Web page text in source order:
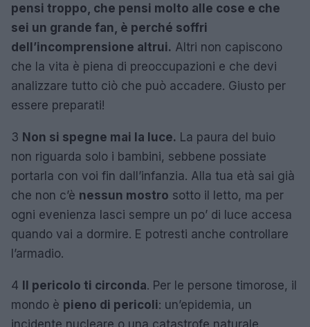
pensi troppo, che pensi molto alle cose e che
sei un grande fan, è perché soffri
dell’incomprensione altrui. Altri non capiscono
che la vita è piena di preoccupazioni e che devi
analizzare tutto ciò che può accadere. Giusto per
essere preparati!
3 Non si spegne mai la luce. La paura del buio
non riguarda solo i bambini, sebbene possiate
portarla con voi fin dall’infanzia. Alla tua età sai già
che non c’è nessun mostro sotto il letto, ma per
ogni evenienza lasci sempre un po’ di luce accesa
quando vai a dormire. E potresti anche controllare
l’armadio.
4 Il pericolo ti circonda. Per le persone timorose, il
mondo è pieno di pericoli: un’epidemia, un
incidente nucleare o una catastrofe naturale